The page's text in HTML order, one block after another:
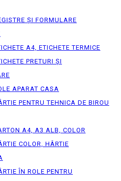
ȘI FORMULARE
A4, ETICHETE TERMICE
PRETURI ȘI
APARAT CASA
PENTRU TEHNICA DE BIROU
A4, A3 ALB, COLOR
COLOR, HÂRTIE
ÎN ROLE PENTRU